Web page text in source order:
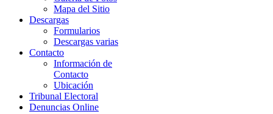
Mapa del Sitio
Descargas
Formularios
Descargas varias
Contacto
Información de
Contacto
Ubicación
Tribunal Electoral
Denuncias Online